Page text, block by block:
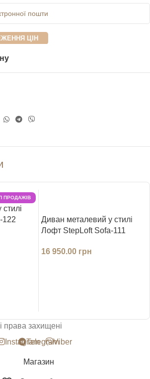
ЦІН
ПРОДАЖІВ
122
Диван металевий у стилі
Лофт StepLoft Sofa-111
16 950.00 грн
права захищені
InstagramTelegramViber
Магазин